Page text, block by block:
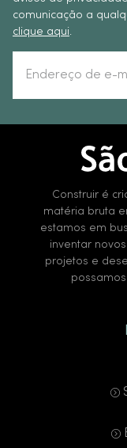
comunicação a
clique aqui.
Construir é
matéria bruta
estamos em
inventar
projetos e